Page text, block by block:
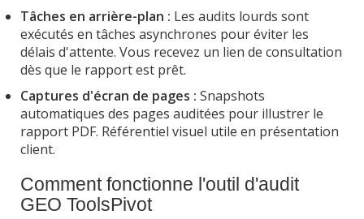
Tâches en arrière-plan : Les audits lourds sont
exécutés en tâches asynchrones pour éviter les
délais d'attente. Vous recevez un lien de consultation
dès que le rapport est prêt.
Captures d'écran de pages : Snapshots
automatiques des pages auditées pour illustrer le
rapport PDF. Référentiel visuel utile en présentation
client.
Comment fonctionne l'outil d'audit
GEO ToolsPivot